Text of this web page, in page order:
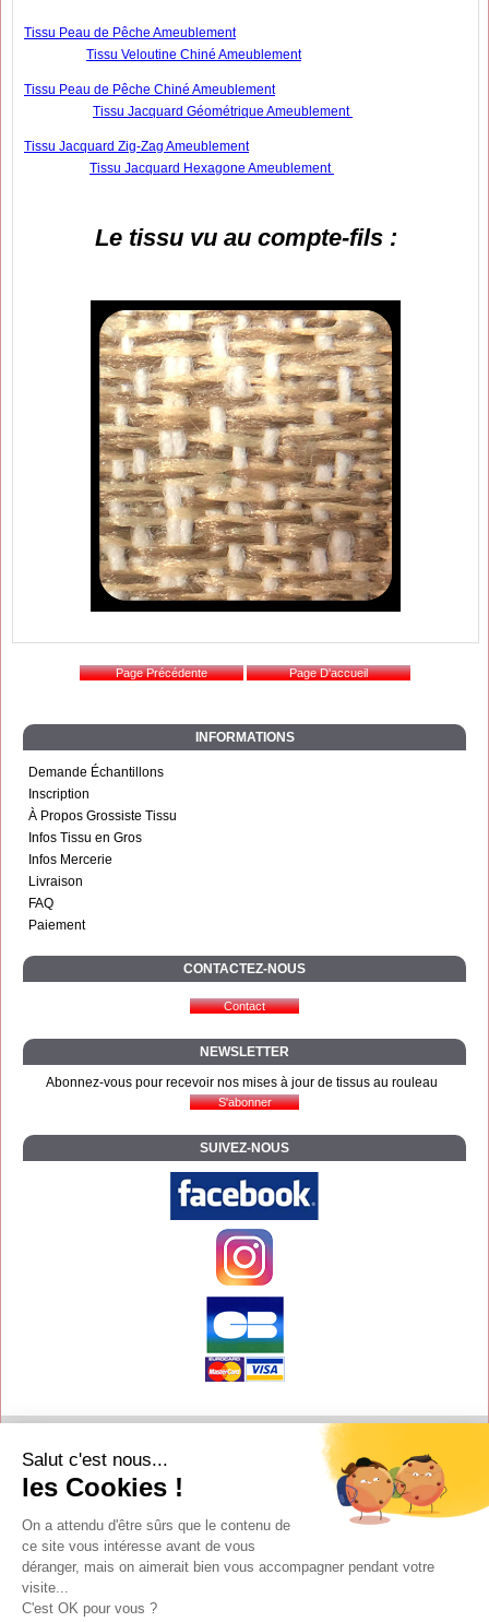
INFORMATIONS
Demande Échantillons
Inscription
À Propos Grossiste Tissu
Infos Tissu en Gros
Infos Mercerie
Livraison
FAQ
Paiement
CONTACTEZ-NOUS
NEWSLETTER
Abonnez-vous pour recevoir nos mises à jour de tissus au rouleau
SUIVEZ-NOUS
Tissu Peau de Pêche Ameublement
Tissu Veloutine Chiné Ameublement
Tissu Peau de Pêche Chiné Ameublement
Tissu Jacquard Géométrique Ameublement
Tissu Jacquard Zig-Zag Ameublement
Tissu Jacquard Hexagone Ameublement
Le tissu vu au compte-fils :
Mentions légales
Salut c'est nous...
les Cookies !
On a attendu d'être sûrs que le contenu de
ce site vous intéresse avant de vous
déranger, mais on aimerait bien vous accompagner pendant votre
visite...
C'est OK pour vous ?